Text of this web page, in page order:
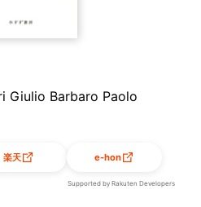
Giulio Barbaro Paolo
楽天 e-hon
Supported by Rakuten Developers